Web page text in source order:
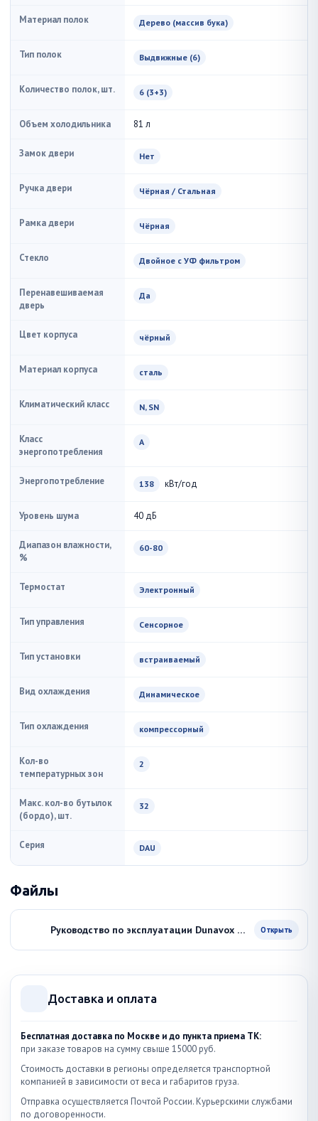
Материал полок Дерево (массив бука)
Тип полок Выдвижные (6)
Количество полок, шт. 6 (3+3)
Объем холодильника 81 л
Замок двери Нет
Ручка двери Чёрная / Стальная
Рамка двери Чёрная
Стекло Двойное с УФ фильтром
Перенавешиваемая
дверь
Да
Цвет корпуса чёрный
Материал корпуса сталь
Климатический класс N, SN
Класс
энергопотребления
A
Энергопотребление 138 кВт/год
Уровень шума 40 дБ
Диапазон влажности,
%
60-80
Термостат Электронный
Тип управления Сенсорное
Тип установки встраиваемый
Вид охлаждения Динамическое
Тип охлаждения компрессорный
Кол-во
температурных зон
2
Макс. кол-во бутылок
(бордо), шт.
32
Серия DAU
Файлы
Руководство по эксплуатации Dunavox DAU-32 81DB Открыть
Доставка и оплата
Бесплатная доставка по Москве и до пункта приема ТК:
при заказе товаров на сумму свыше 15000 руб.
Стоимость доставки в регионы определяется транспортной
компанией в зависимости от веса и габаритов груза.
Отправка осуществляется Почтой России. Курьерскими службами
по договоренности.